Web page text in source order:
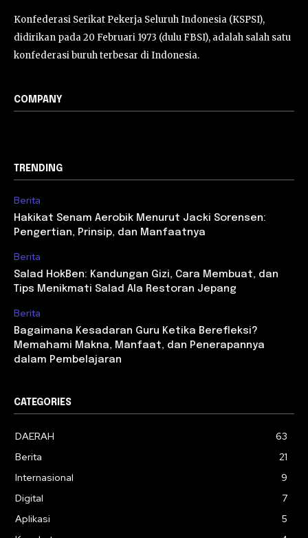
Konfederasi Serikat Pekerja Seluruh Indonesia (KSPSI),
didirikan pada 20 Februari 1973 (dulu FBSI), adalah salah satu
konfederasi buruh terbesar di Indonesia.
COMPANY
TRENDING
Berita
Hakikat Senam Aerobik Menurut Jacki Sorensen:
Pengertian, Prinsip, dan Manfaatnya
Berita
Salad HokBen: Kandungan Gizi, Cara Membuat, dan
Tips Menikmati Salad Ala Restoran Jepang
Berita
Bagaimana Kesadaran Guru Ketika Berefleksi?
Memahami Makna, Manfaat, dan Penerapannya
dalam Pembelajaran
CATEGORIES
DAERAH
63
Berita
21
Internasional
9
Digital
7
Aplikasi
5